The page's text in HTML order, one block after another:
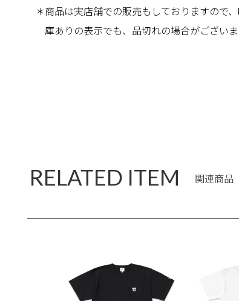
＊商品は実店舗での販売もしておりますので
庫ありの表示でも、品切れの場合がござい
RELATED ITEM 関連商品